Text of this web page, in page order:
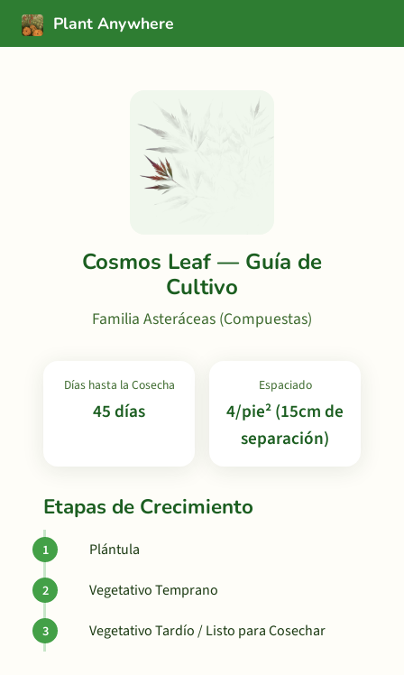
Plant Anywhere
Cosmos Leaf — Guía de
Cultivo
Familia Asteráceas (Compuestas)
Días hasta la Cosecha
45 días
Espaciado
4/pie² (15cm de
separación)
Etapas de Crecimiento
Plántula
Vegetativo Temprano
Vegetativo Tardío / Listo para Cosechar